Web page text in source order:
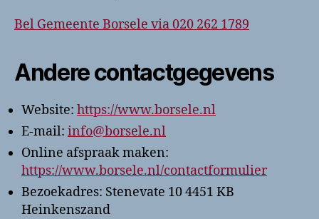
Bel Gemeente Borsele via 020 262 1789
Andere contactgegevens
Website: https://www.borsele.nl
E-mail: info@borsele.nl
Online afspraak maken:
https://www.borsele.nl/contactformulier
Bezoekadres: Stenevate 10 4451 KB
Heinkenszand